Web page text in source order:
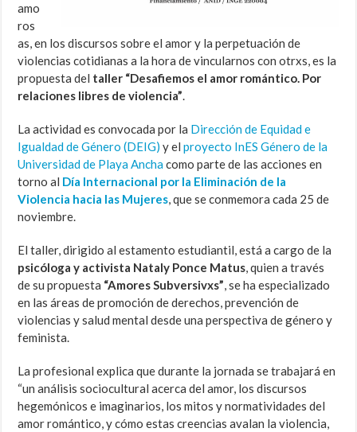
amo
ros
as, en los discursos sobre el amor y la perpetuación de
violencias cotidianas a la hora de vincularnos con otrxs, es la
propuesta del taller “Desafiemos el amor romántico. Por
relaciones libres de violencia”.
La actividad es convocada por la Dirección de Equidad e
Igualdad de Género (DEIG) y elproyecto InES Género de la
Universidad de Playa Anchacomo parte de las acciones en
torno al Día Internacional por la Eliminación de la
Violencia hacia las Mujeres, que se conmemora cada 25 de
noviembre.
El taller, dirigido al estamento estudiantil, está a cargo de la
psicóloga y activista Nataly Ponce Matus, quien a través
de su propuesta “Amores Subversivxs”, se ha especializado
en las áreas de promoción de derechos, prevención de
violencias y salud mental desde una perspectiva de género y
feminista.
La profesional explica que durante la jornada se trabajará en
“un análisis sociocultural acerca del amor, los discursos
hegemónicos e imaginarios, los mitos y normatividades del
amor romántico, y cómo estas creencias avalan la violencia,